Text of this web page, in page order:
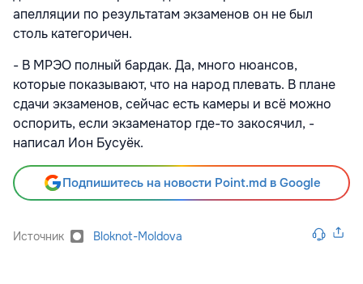
апелляции по результатам экзаменов он не был
столь категоричен.
- В МРЭО полный бардак. Да, много нюансов,
которые показывают, что на народ плевать. В плане
сдачи экзаменов, сейчас есть камеры и всё можно
оспорить, если экзаменатор где-то закосячил, -
написал Ион Бусуёк.
Подпишитесь на новости Point.md в Google
Источник Bloknot-Moldova